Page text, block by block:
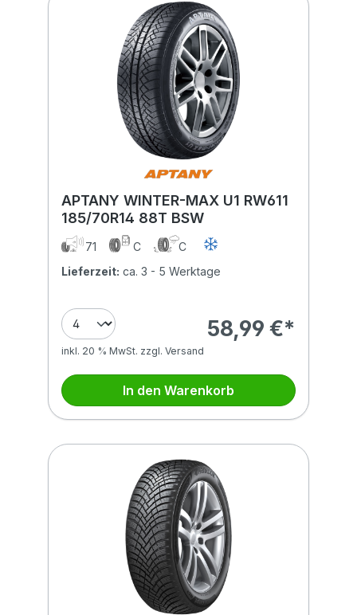
APTANY WINTER-MAX U1 RW611
185/70R14 88T BSW
71 C
C
Lieferzeit: ca. 3 - 5 Werktage
58,99 €*
inkl. 20 % MwSt. zzgl. Versand
In den Warenkorb